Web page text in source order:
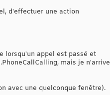
d'effectuer une action
lorsqu'un appel est passé et
mais je n'arrive
avec une quelconque fenêtre).